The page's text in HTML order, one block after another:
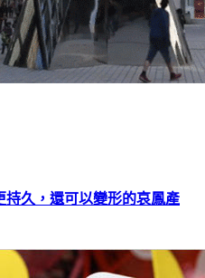
持久，還可以變形的哀鳳產